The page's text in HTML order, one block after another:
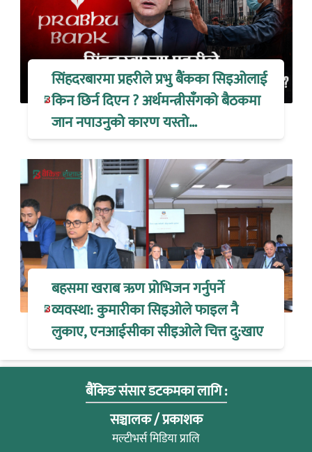
सिंहदरबारमा प्रहरीले प्रभु बैंकका सिइओलाई
किन छिर्न दिएन ? अर्थमन्त्रीसँगको बैठकमा
जान नपाउनुको कारण यस्तो…
बहसमा खराब ऋण प्रोभिजन गर्नुपर्ने
व्यवस्था: कुमारीका सिइओले फाइल नै
लुकाए, एनआईसीका सीइओले चित्त दु:खाए
बैंकिङ संसार डटकमका लागि :
सञ्चालक / प्रकाशक
मल्टीभर्स मिडिया प्रालि